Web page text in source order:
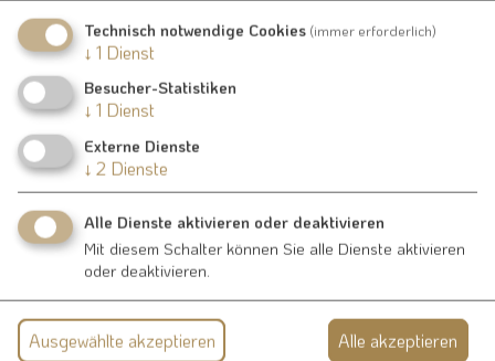
Wir sind überzeugt, dass die Sitzgarnitur das
Gemeinschaftsleben in Pfraunfeld nachhaltig bereichern wird.
Bilder neuer Treffpunkt in Pfraunfeld
Technisch notwendige Cookies (immer erforderlich)
↓ 1 Dienst
Besucher-Statistiken
↓ 1 Dienst
Externe Dienste
↓ 2 Dienste
Alle Dienste aktivieren oder deaktivieren
Mit diesem Schalter können Sie alle Dienste aktivieren
oder deaktivieren.
Ausgewählte akzeptieren Alle akzeptieren